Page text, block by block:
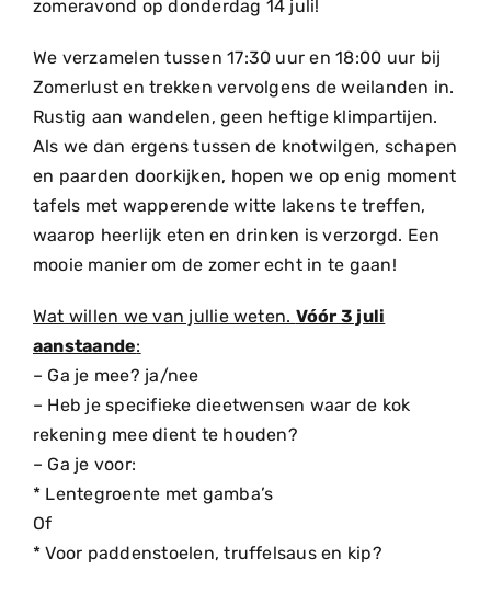
zomeravond op donderdag 14 juli!
We verzamelen tussen 17:30 uur en 18:00 uur bij
Zomerlust en trekken vervolgens de weilanden in.
Rustig aan wandelen, geen heftige klimpartijen.
Als we dan ergens tussen de knotwilgen, schapen
en paarden doorkijken, hopen we op enig moment
tafels met wapperende witte lakens te treffen,
waarop heerlijk eten en drinken is verzorgd. Een
mooie manier om de zomer echt in te gaan!
Wat willen we van jullie weten. Vóór 3 juli
aanstaande:
– Ga je mee? ja/nee
– Heb je specifieke dieetwensen waar de kok
rekening mee dient te houden?
– Ga je voor:
* Lentegroente met gamba’s
Of
* Voor paddenstoelen, truffelsaus en kip?